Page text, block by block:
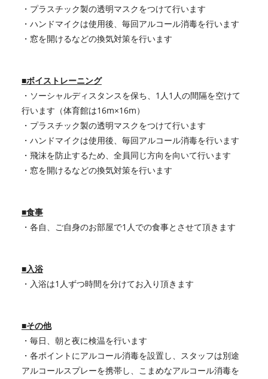
・プラスチック製の透明マスクをつけて行います
・ハンドマイクは使用後、毎回アルコール消毒を行います
・窓を開けるなどの換気対策を行います
■ボイストレーニング
・ソーシャルディスタンスを保ち、1人1人の間隔を空けて
行います（体育館は16m×16m）
・プラスチック製の透明マスクをつけて行います
・ハンドマイクは使用後、毎回アルコール消毒を行います
・飛沫を防止するため、全員同じ方向を向いて行います
・窓を開けるなどの換気対策を行います
■食事
・各自、ご自身のお部屋で1人での食事とさせて頂きます
■入浴
・入浴は1人ずつ時間を分けてお入り頂きます
■その他
・毎日、朝と夜に検温を行います
・各ポイントにアルコール消毒を設置し、スタッフは別途
アルコールスプレーを携帯し、こまめなアルコール消毒を